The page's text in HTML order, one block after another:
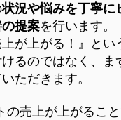
状況や悩みを丁寧に
提案を行います。
上が上がる！』とい
るのではなく、ま
ただきます。
の売上が上がるこ